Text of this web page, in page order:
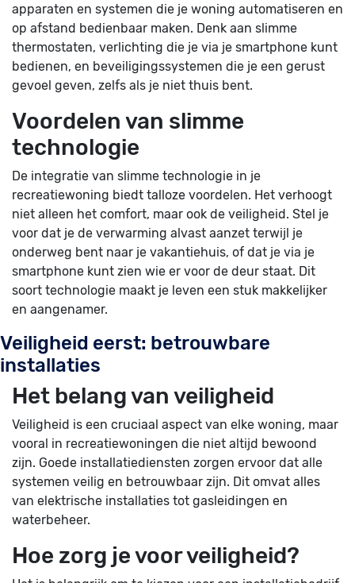
apparaten en systemen die je woning automatiseren en
op afstand bedienbaar maken. Denk aan slimme
thermostaten, verlichting die je via je smartphone kunt
bedienen, en beveiligingssystemen die je een gerust
gevoel geven, zelfs als je niet thuis bent.
Voordelen van slimme
technologie
De integratie van slimme technologie in je
recreatiewoning biedt talloze voordelen. Het verhoogt
niet alleen het comfort, maar ook de veiligheid. Stel je
voor dat je de verwarming alvast aanzet terwijl je
onderweg bent naar je vakantiehuis, of dat je via je
smartphone kunt zien wie er voor de deur staat. Dit
soort technologie maakt je leven een stuk makkelijker
en aangenamer.
Veiligheid eerst: betrouwbare
installaties
Het belang van veiligheid
Veiligheid is een cruciaal aspect van elke woning, maar
vooral in recreatiewoningen die niet altijd bewoond
zijn. Goede installatiediensten zorgen ervoor dat alle
systemen veilig en betrouwbaar zijn. Dit omvat alles
van elektrische installaties tot gasleidingen en
waterbeheer.
Hoe zorg je voor veiligheid?